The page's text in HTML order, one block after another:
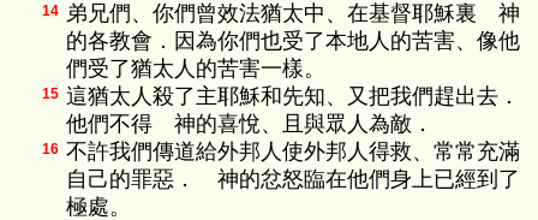
14 弟兄們、你們曾效法猶太中、在基督耶穌裏 神
的各教會．因為你們也受了本地人的苦害、像他
們受了猶太人的苦害一樣。
15 這猶太人殺了主耶穌和先知、又把我們趕出去．
他們不得 神的喜悅、且與眾人為敵．
16 不許我們傳道給外邦人使外邦人得救、常常充滿
自己的罪惡． 神的忿怒臨在他們身上已經到了
極處。